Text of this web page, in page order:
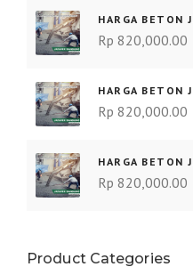
HARGA BETON
Rp 820,000.00
HARGA BETON
Rp 820,000.00
HARGA BETON
Rp 820,000.00
Product Categories